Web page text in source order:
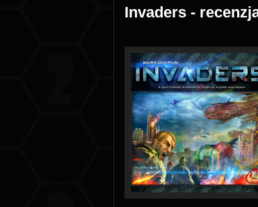
Invaders -